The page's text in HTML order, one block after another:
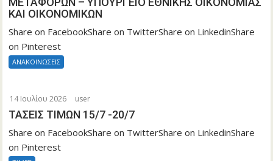
ΚΑΙ ΟΙΚΟΝΟΜΙΚΩΝ
Share on FacebookShare on TwitterShare on LinkedinShare
on Pinterest
ΑΝΑΚΟΙΝΩΣΕΙΣ
14 Ιουλίου 2026 user
ΤΑΣΕΙΣ ΤΙΜΩΝ 15/7 -20/7
Share on FacebookShare on TwitterShare on LinkedinShare
on Pinterest